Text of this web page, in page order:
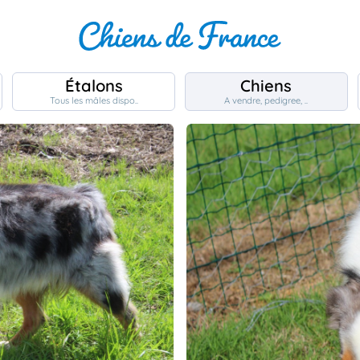
Étalons
Tous les mâles dispo..
Chiens
A vendre, pedigree, ..